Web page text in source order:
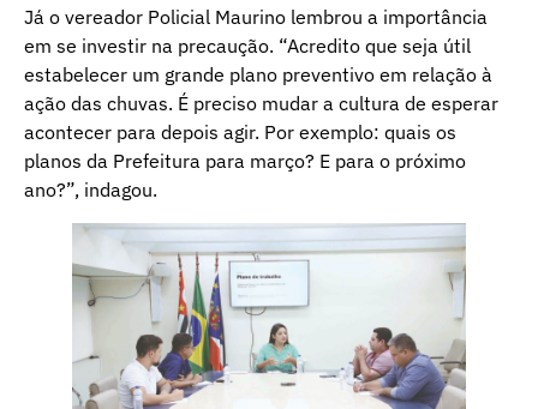
Já o vereador Policial Maurino lembrou a importância
em se investir na precaução. “Acredito que seja útil
estabelecer um grande plano preventivo em relação à
ação das chuvas. É preciso mudar a cultura de esperar
acontecer para depois agir. Por exemplo: quais os
planos da Prefeitura para março? E para o próximo
ano?”, indagou.